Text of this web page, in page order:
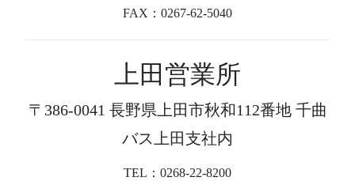
FAX：0267-62-5040
上田営業所
〒386-0041 長野県上田市秋和112番地 千曲
バス上田支社内
TEL：0268-22-8200